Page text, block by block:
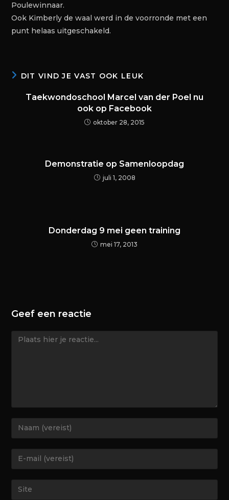
Poulewinnaar.
Ook Kimberly de waal werd in de voorronde met een
punt helaas uitgeschakeld.
DIT VIND JE VAST OOK LEUK
Taekwondoschool Marcel van der Poel nu
ook op Facebook
oktober 28, 2015
Demonstratie op Samenloopdag
juli 1, 2008
Donderdag 9 mei geen training
mei 17, 2013
Geef een reactie